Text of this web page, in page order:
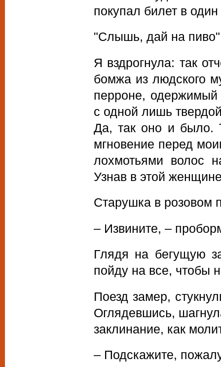
покупал билет в
"Слышь, дай на
Я вздрогнула: так
бомжа из людского
перроне,
с одной лишь
Да, так оно и было.
мгновение перед
лохмотьями волос
Узнав в этой
Старушка в розовом
– Извините, –
Глядя на бегущую
пойду на все, чтобы
Поезд замер,
Оглядевшись,
заклинание, как
– Подскажите,